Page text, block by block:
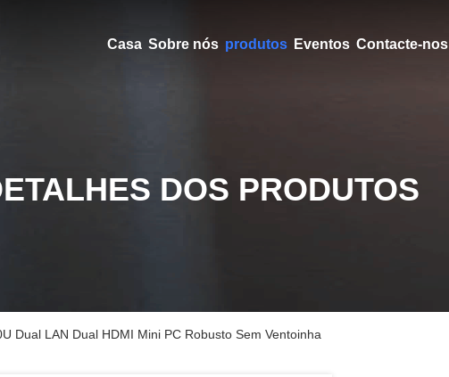
Casa Sobre nós produtos Eventos Contacte-nos
DOS PRODUTOS
Dual LAN Dual HDMI Mini PC Robusto Sem Ventoinha